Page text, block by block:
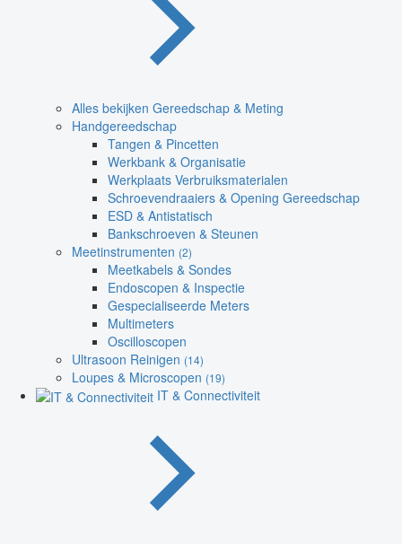
Alles bekijken Gereedschap & Meting
Handgereedschap
Tangen & Pincetten
Werkbank & Organisatie
Werkplaats Verbruiksmaterialen
Schroevendraaiers & Opening Gereedschap
ESD & Antistatisch
Bankschroeven & Steunen
Meetinstrumenten (2)
Meetkabels & Sondes
Endoscopen & Inspectie
Gespecialiseerde Meters
Multimeters
Oscilloscopen
Ultrasoon Reinigen (14)
Loupes & Microscopen (19)
IT & Connectiviteit